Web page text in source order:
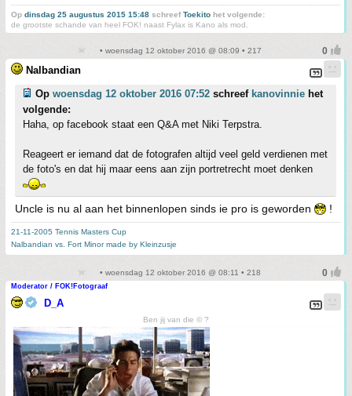
Op dinsdag 25 augustus 2015 15:48 schreefToekito het volgende:
de grootste schande van heel FOK! naast Fylax is Kano als mod.
• woensdag 12 oktober 2016 @ 08:09 • 217
Nalbandian
Op woensdag 12 oktober 2016 07:52 schreef kanovinnie het
volgende:
Haha, op facebook staat een Q&A met Niki Terpstra.
Reageert er iemand dat de fotografen altijd veel geld verdienen met
de foto's en dat hij maar eens aan zijn portretrecht moet denken
Uncle is nu al aan het binnenlopen sinds ie pro is geworden !
21-11-2005 Tennis Masters Cup
Nalbandian vs. Fort Minor made by Kleinzusje
• woensdag 12 oktober 2016 @ 08:11 • 218
Moderator / FOK!Fotograaf
D_A
Ben jij van die © ?